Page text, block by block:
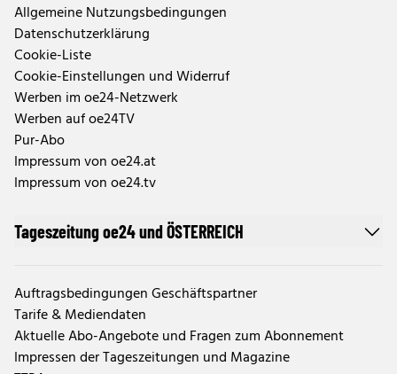
Allgemeine Nutzungsbedingungen
Datenschutzerklärung
Cookie-Liste
Cookie-Einstellungen und Widerruf
Werben im oe24-Netzwerk
Werben auf oe24TV
Pur-Abo
Impressum von oe24.at
Impressum von oe24.tv
Tageszeitung oe24 und ÖSTERREICH
Auftragsbedingungen Geschäftspartner
Tarife & Mediendaten
Aktuelle Abo-Angebote und Fragen zum Abonnement
Impressen der Tageszeitungen und Magazine